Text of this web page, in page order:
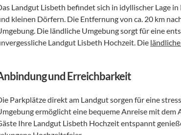
Landgut Lisbeth befindet sich in idyllischer Lage
kleinen Dörfern. Die Entfernung von ca. 20 km
Die ländliche Umgebung sorgt für eine
Landgut Lisbeth Hochzeit. Die
und Erreichbarkeit
Parkplätze direkt am Landgut sorgen für eine
ermöglicht eine bequeme Anreise mit
Ihre Landgut Lisbeth Hochzeit entspannt